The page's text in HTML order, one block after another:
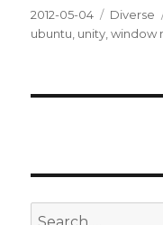
Posted
on
2012-05-04 Diverse
ubuntu unity ,window
Search